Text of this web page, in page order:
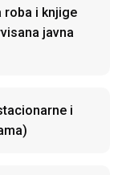
roba i knjige
javna
i